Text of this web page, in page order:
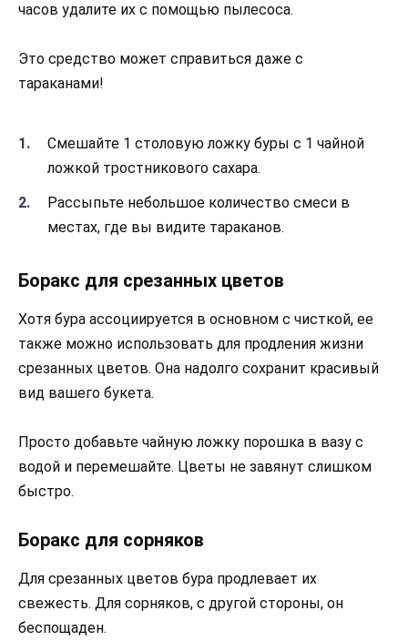
часов удалите их с помощью пылесоса.
Это средство может справиться даже с
тараканами!
Смешайте 1 столовую ложку буры с 1 чайной
ложкой тростникового сахара.
Рассыпьте небольшое количество смеси в
местах, где вы видите тараканов.
Боракс для срезанных цветов
Хотя бура ассоциируется в основном с чисткой, ее
также можно использовать для продления жизни
срезанных цветов. Она надолго сохранит красивый
вид вашего букета.
Просто добавьте чайную ложку порошка в вазу с
водой и перемешайте. Цветы не завянут слишком
быстро.
Боракс для сорняков
Для срезанных цветов бура продлевает их
свежесть. Для сорняков, с другой стороны, он
беспощаден.